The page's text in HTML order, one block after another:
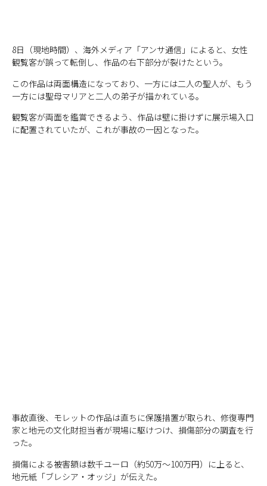
8日（現地時間）、海外メディア「アンサ通信」によると、女性
観覧客が誤って転倒し、作品の右下部分が裂けたという。
この作品は両面構造になっており、一方には二人の聖人が、もう
一方には聖母マリアと二人の弟子が描かれている。
観覧客が両面を鑑賞できるよう、作品は壁に掛けずに展示場入口
に配置されていたが、これが事故の一因となった。
事故直後、モレットの作品は直ちに保護措置が取られ、修復専門
家と地元の文化財担当者が現場に駆けつけ、損傷部分の調査を行
った。
損傷による被害額は数千ユーロ（約50万～100万円）に上ると、
地元紙「ブレシア・オッジ」が伝えた。